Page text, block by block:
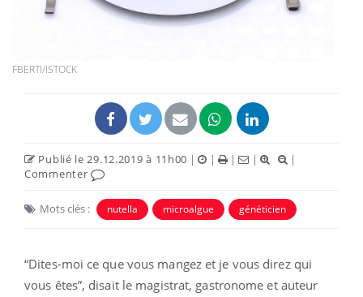
FBERTI/ISTOCK
Publié le 29.12.2019 à 11h00 | | | |
|
Commenter
Mots clés : nutella microalgue généticien
“Dites-moi ce que vous mangez et je vous direz qui
vous êtes”, disait le magistrat, gastronome et auteur